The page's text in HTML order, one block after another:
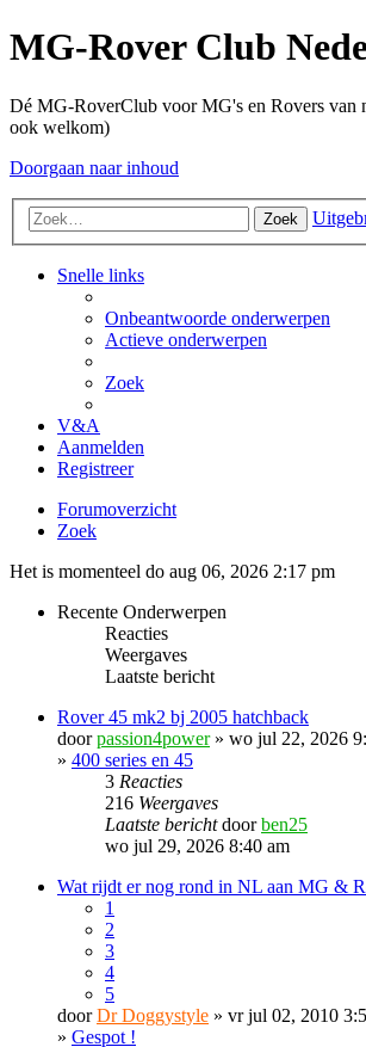
MG-Rover Club
Dé MG-RoverClub voor MG's en Rovers van
ook welkom)
Doorgaan naar inhoud
Zoek
Snelle links
Onbeantwoorde onderwerpen
Actieve onderwerpen
Zoek
V&A
Aanmelden
Registreer
Forumoverzicht
Zoek
Het is momenteel do aug 06, 2026 2:17 pm
Recente Onderwerpen
Reacties
Weergaves
Laatste bericht
Rover 45 mk2 bj 2005 hatchback
doorpassion4power» wo jul 22, 2026
» 400 series en 45
3 Reacties
216 Weergaves
Laatste berichtdoorben25
wo jul 29, 2026 8:40 am
Wat rijdt er nog rond in NL aan MG &
1
2
3
4
5
doorDr Doggystyle » vr jul 02, 2010
» Gespot !